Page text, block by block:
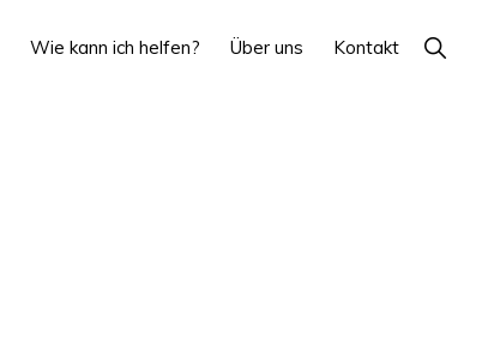
Wie kann ich helfen? Über uns Kontakt Show
Search